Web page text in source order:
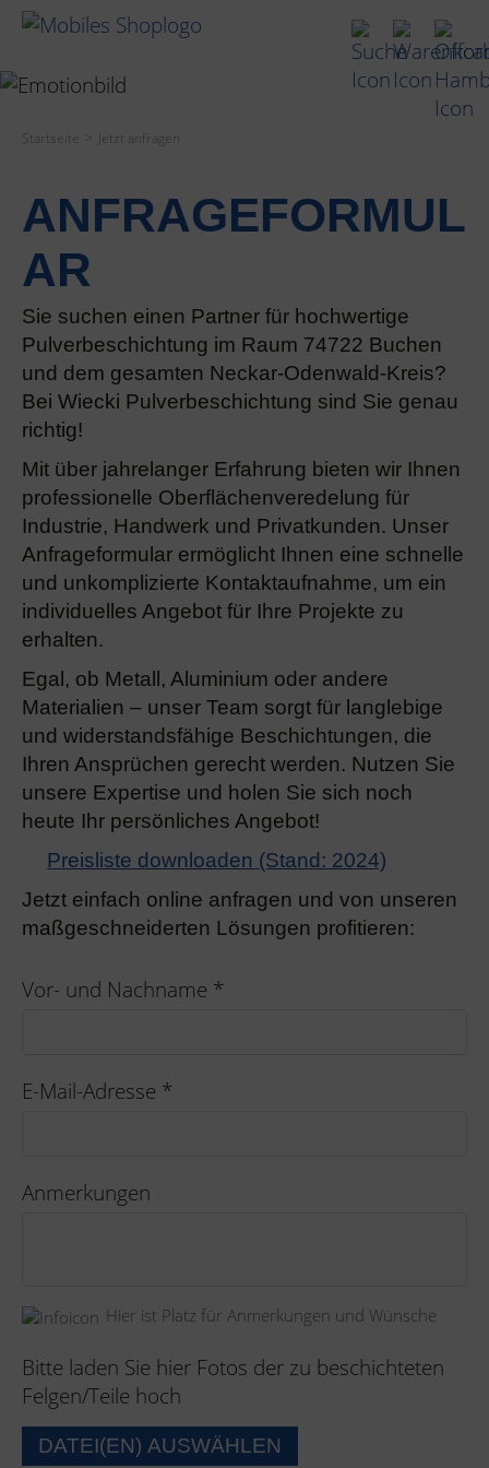
Startseite Jetzt anfragen
ANFRAGEFORMUL
AR
Sie suchen einen Partner für hochwertige
Pulverbeschichtung im Raum 74722 Buchen
und dem gesamten Neckar-Odenwald-Kreis?
Bei Wiecki Pulverbeschichtung sind Sie genau
richtig!
Mit über jahrelanger Erfahrung bieten wir Ihnen
professionelle Oberflächenveredelung für
Industrie, Handwerk und Privatkunden. Unser
Anfrageformular ermöglicht Ihnen eine schnelle
und unkomplizierte Kontaktaufnahme, um ein
individuelles Angebot für Ihre Projekte zu
erhalten.
Egal, ob Metall, Aluminium oder andere
Materialien – unser Team sorgt für langlebige
und widerstandsfähige Beschichtungen, die
Ihren Ansprüchen gerecht werden. Nutzen Sie
unsere Expertise und holen Sie sich noch
heute Ihr persönliches Angebot!
Preisliste downloaden (Stand: 2024)
Jetzt einfach online anfragen und von unseren
maßgeschneiderten Lösungen profitieren:
Vor- und Nachname *
E-Mail-Adresse *
Anmerkungen
Hier ist Platz für Anmerkungen und Wünsche
Bitte laden Sie hier Fotos der zu beschichteten
Felgen/Teile hoch
DATEI(EN) AUSWÄHLEN